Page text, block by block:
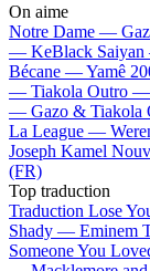
On aime
Notre Dame —
— KeBlack
Bécane —Yamê
— Tiakola Outro —
— Gazo & Tiakola
La League —
Joseph Kamel
(FR)
Top traduction
Traduction Lose
Shady — Eminem
Someone You